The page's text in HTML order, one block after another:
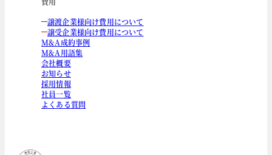
譲渡企業様向け費用について
譲受企業様向け費用について
M&A成約事例
M&A用語集
会社概要
お知らせ
採用情報
社員一覧
よくある質問